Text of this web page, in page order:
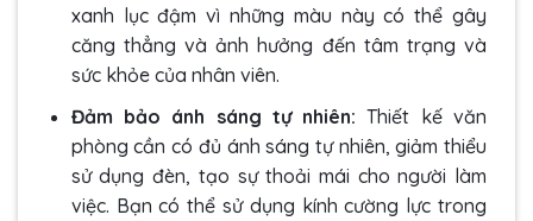
xanh lục đậm vì những màu này có thể gây
căng thẳng và ảnh hưởng đến tâm trạng và
sức khỏe của nhân viên.
Đảm bảo ánh sáng tự nhiên: Thiết kế văn
phòng cần có đủ ánh sáng tự nhiên, giảm thiểu
sử dụng đèn, tạo sự thoải mái cho người làm
việc. Bạn có thể sử dụng kính cường lực trong